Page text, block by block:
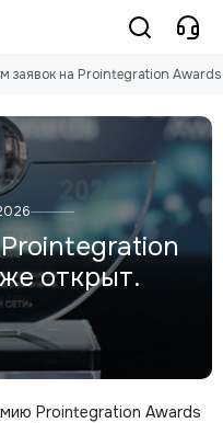
заявок на Prointegration
открыт.
Prointegration Awards